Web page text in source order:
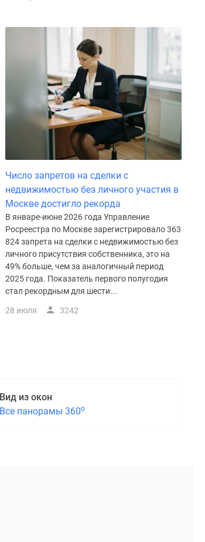
Число запретов на сделки с
недвижимостью без личного участия в
Москве достигло рекорда
В январе-июне 2026 года Управление
Росреестра по Москве зарегистрировало 363
824 запрета на сделки с недвижимостью без
личного присутствия собственника, это на
49% больше, чем за аналогичный период
2025 года. Показатель первого полугодия
стал рекордным для шести...
28 июля 3242
Вид из окон
Все панорамы 360о